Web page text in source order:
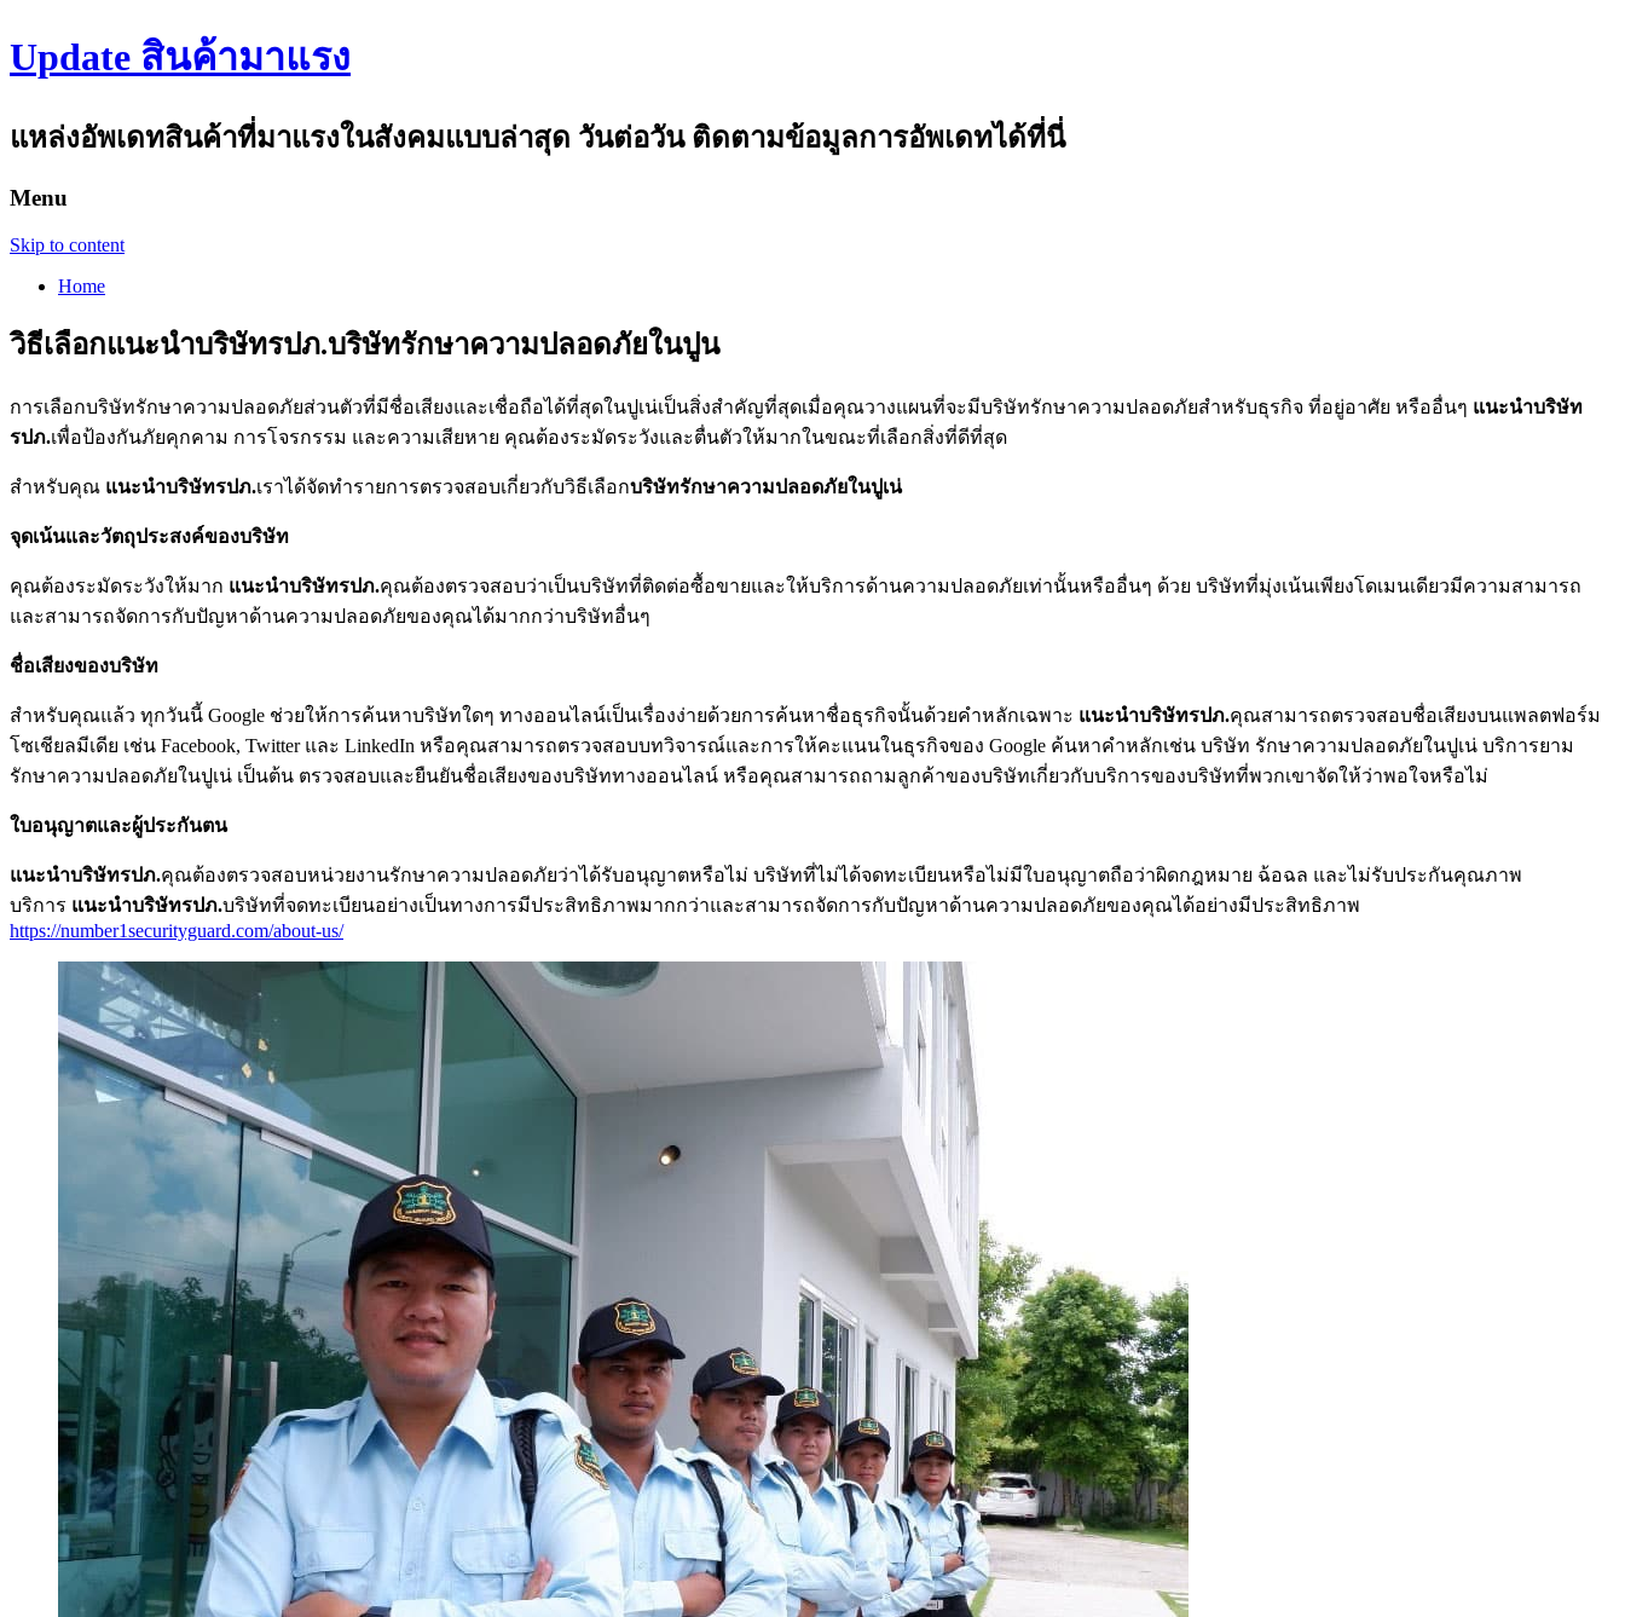
Update สินค้ามาแรง
แหล่งอัพเดทสินค้าที่มาแรงในสังคมแบบล่าสุด วันต่อวัน ติดตามข้อมูลการอัพเดทได้ที่นี่
Menu
Skip to content
Home
วิธีเลือกแนะนำบริษัทรปภ.บริษัทรักษาความปลอดภัยในปูน
การเลือกบริษัทรักษาความปลอดภัยส่วนตัวที่มีชื่อเสียงและเชื่อถือได้ที่สุดในปูเน่เป็นสิ่งสำคัญที่สุดเมื่อคุณวางแผนที่จะมีบริษัทรักษาความปลอดภัยสำหรับธุรกิจ ที่อยู่อาศัย หรืออื่นๆ แนะนำบริษัท
รปภ.เพื่อป้องกันภัยคุกคาม การโจรกรรม และความเสียหาย คุณต้องระมัดระวังและตื่นตัวให้มากในขณะที่เลือกสิ่งที่ดีที่สุด
สำหรับคุณ แนะนำบริษัทรปภ.เราได้จัดทำรายการตรวจสอบเกี่ยวกับวิธีเลือกบริษัทรักษาความปลอดภัยในปูเน่
จุดเน้นและวัตถุประสงค์ของบริษัท
คุณต้องระมัดระวังให้มาก แนะนำบริษัทรปภ.คุณต้องตรวจสอบว่าเป็นบริษัทที่ติดต่อซื้อขายและให้บริการด้านความปลอดภัยเท่านั้นหรืออื่นๆ ด้วย บริษัทที่มุ่งเน้นเพียงโดเมนเดียวมีความสามารถ
และสามารถจัดการกับปัญหาด้านความปลอดภัยของคุณได้มากกว่าบริษัทอื่นๆ
ชื่อเสียงของบริษัท
สำหรับคุณแล้ว ทุกวันนี้ Google ช่วยให้การค้นหาบริษัทใดๆ ทางออนไลน์เป็นเรื่องง่ายด้วยการค้นหาชื่อธุรกิจนั้นด้วยคำหลักเฉพาะ แนะนำบริษัทรปภ.คุณสามารถตรวจสอบชื่อเสียงบนแพลตฟอร์ม
โซเชียลมีเดีย เช่น Facebook, Twitter และ LinkedIn หรือคุณสามารถตรวจสอบบทวิจารณ์และการให้คะแนนในธุรกิจของ Google ค้นหาคำหลักเช่น บริษัท รักษาความปลอดภัยในปูเน่ บริการยาม
รักษาความปลอดภัยในปูเน่ เป็นต้น ตรวจสอบและยืนยันชื่อเสียงของบริษัททางออนไลน์ หรือคุณสามารถถามลูกค้าของบริษัทเกี่ยวกับบริการของบริษัทที่พวกเขาจัดให้ว่าพอใจหรือไม่
ใบอนุญาตและผู้ประกันตน
แนะนำบริษัทรปภ.คุณต้องตรวจสอบหน่วยงานรักษาความปลอดภัยว่าได้รับอนุญาตหรือไม่ บริษัทที่ไม่ได้จดทะเบียนหรือไม่มีใบอนุญาตถือว่าผิดกฎหมาย ฉ้อฉล และไม่รับประกันคุณภาพ
บริการ แนะนำบริษัทรปภ.บริษัทที่จดทะเบียนอย่างเป็นทางการมีประสิทธิภาพมากกว่าและสามารถจัดการกับปัญหาด้านความปลอดภัยของคุณได้อย่างมีประสิทธิภาพ
https://number1securityguard.com/about-us/